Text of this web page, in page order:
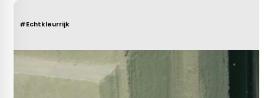
#Echtkleurrijk